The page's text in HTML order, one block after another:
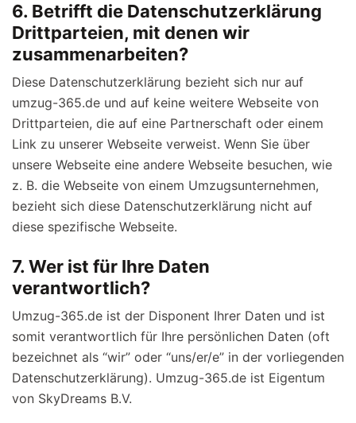
6. Betrifft die Datenschutzerklärung
Drittparteien, mit denen wir
zusammenarbeiten?
Diese Datenschutzerklärung bezieht sich nur auf
umzug-365.de und auf keine weitere Webseite von
Drittparteien, die auf eine Partnerschaft oder einem
Link zu unserer Webseite verweist. Wenn Sie über
unsere Webseite eine andere Webseite besuchen, wie
z. B. die Webseite von einem Umzugsunternehmen,
bezieht sich diese Datenschutzerklärung nicht auf
diese spezifische Webseite.
7. Wer ist für Ihre Daten
verantwortlich?
Umzug-365.de ist der Disponent Ihrer Daten und ist
somit verantwortlich für Ihre persönlichen Daten (oft
bezeichnet als “wir” oder “uns/er/e” in der vorliegenden
Datenschutzerklärung). Umzug-365.de ist Eigentum
von SkyDreams B.V.